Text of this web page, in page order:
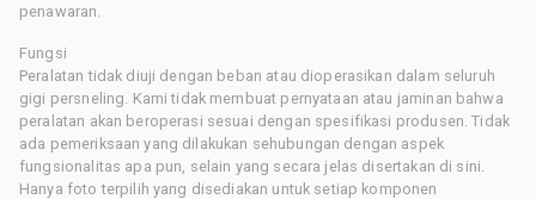
penawaran.
Fungsi
Peralatan tidak diuji dengan beban atau dioperasikan dalam seluruh
gigi persneling. Kami tidak membuat pernyataan atau jaminan bahwa
peralatan akan beroperasi sesuai dengan spesifikasi produsen. Tidak
ada pemeriksaan yang dilakukan sehubungan dengan aspek
fungsionalitas apa pun, selain yang secara jelas disertakan di sini.
Hanya foto terpilih yang disediakan untuk setiap komponen